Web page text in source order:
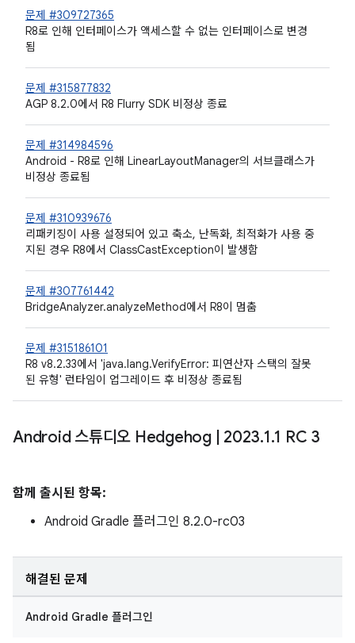
문제 #309727365
R8로 인해 인터페이스가 액세스할 수 없는 인터페이스로 변경
됨
문제 #315877832
AGP 8.2.0에서 R8 Flurry SDK 비정상 종료
문제 #314984596
Android - R8로 인해 LinearLayoutManager의 서브클래스가
비정상 종료됨
문제 #310939676
리패키징이 사용 설정되어 있고 축소, 난독화, 최적화가 사용 중
지된 경우 R8에서 ClassCastException이 발생함
문제 #307761442
BridgeAnalyzer.analyzeMethod에서 R8이 멈춤
문제 #315186101
R8 v8.2.33에서 'java.lang.VerifyError: 피연산자 스택의 잘못
된 유형' 런타임이 업그레이드 후 비정상 종료됨
Android 스튜디오 Hedgehog 2023.1.1 RC 3
함께 출시된 항목:
Android Gradle 플러그인 8.2.0-rc03
해결된 문제
Android Gradle 플러그인